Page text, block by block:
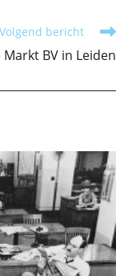
Volgend bericht
BV in Leiden